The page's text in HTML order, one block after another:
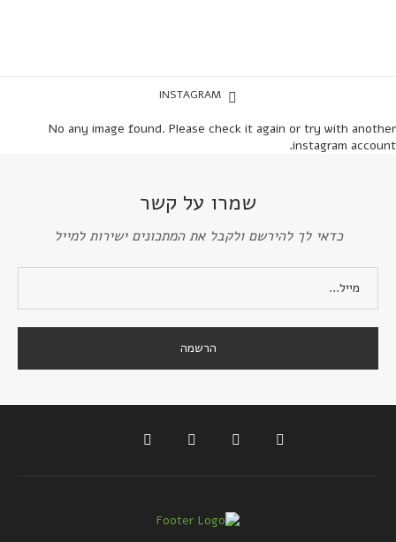
INSTAGRAM
No any image found. Please check it again or try with another
instagram account.
שמרו על קשר
כדאי לך להירשם ולקבל את המתכונים ישירות למייל